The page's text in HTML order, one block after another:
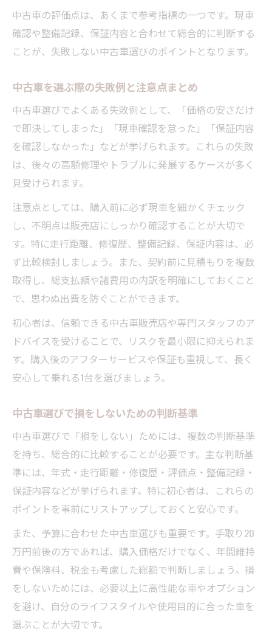
中古車の評価点は、あくまで参考指標の一つです。現車
確認や整備記録、保証内容と合わせて総合的に判断する
ことが、失敗しない中古車選びのポイントとなります。
中古車を選ぶ際の失敗例と注意点まとめ
中古車選びでよくある失敗例として、「価格の安さだけ
で即決してしまった」「現車確認を怠った」「保証内容
を確認しなかった」などが挙げられます。これらの失敗
は、後々の高額修理やトラブルに発展するケースが多く
見受けられます。
注意点としては、購入前に必ず現車を細かくチェック
し、不明点は販売店にしっかり確認することが大切で
す。特に走行距離、修復歴、整備記録、保証内容は、必
ず比較検討しましょう。また、契約前に見積もりを複数
取得し、総支払額や諸費用の内訳を明確にしておくこと
で、思わぬ出費を防ぐことができます。
初心者は、信頼できる中古車販売店や専門スタッフのア
ドバイスを受けることで、リスクを最小限に抑えられま
す。購入後のアフターサービスや保証も重視して、長く
安心して乗れる1台を選びましょう。
中古車選びで損をしないための判断基準
中古車選びで「損をしない」ためには、複数の判断基準
を持ち、総合的に比較することが必要です。主な判断基
準には、年式・走行距離・修復歴・評価点・整備記録・
保証内容などが挙げられます。特に初心者は、これらの
ポイントを事前にリストアップしておくと安心です。
また、予算に合わせた中古車選びも重要です。手取り20
万円前後の方であれば、購入価格だけでなく、年間維持
費や保険料、税金も考慮した総額で判断しましょう。損
をしないためには、必要以上に高性能な車やオプション
を避け、自分のライフスタイルや使用目的に合った車を
選ぶことが大切です。